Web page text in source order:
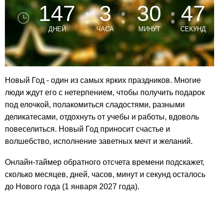
147
ДНЕЙ
3
ЧАСА
30
МИНУТ
47
СЕКУНД
Новый Год - один из самых ярких праздников. Многие
люди ждут его с нетерпением, чтобы получить подарок
под елочкой, полакомиться сладостями, разными
деликатесами, отдохнуть от учебы и работы, вдоволь
повеселиться. Новый Год приносит счастье и
волшебство, исполнение заветных мечт и желаний.
Онлайн-таймер обратного отсчета времени подскажет,
сколько месяцев, дней, часов, минут и секунд осталось
до Нового года (1 января 2027 года).